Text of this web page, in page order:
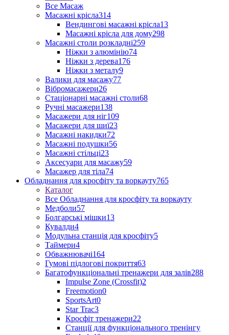
Все Масаж
Масажні крісла314
Вендингові масажні крісла13
Масажні крісла для дому298
Масажні столи розкладні259
Ніжки з алюмінію74
Ніжки з дерева176
Ніжки з металу9
Валики для масажу77
Вібромасажери26
Стаціонарні масажні столи68
Ручні масажери138
Масажери для ніг109
Масажери для шиї23
Масажні накидки72
Масажні подушки56
Масажні стільці23
Аксесуари для масажу59
Масажер для тіла74
Обладнання для кросфіту та воркауту765
Каталог
Все Обладнання для кросфіту та воркауту
Медболи57
Болгарські мішки13
Кувалди4
Модульна станція для кросфіту5
Таймери4
Обважнювачі164
Гумові підлогові покриття63
Багатофункціональні тренажери для залів288
Impulse Zone (Crossfit)2
Freemotion0
SportsArt0
Star Trac3
Кросфіт тренажери22
Станції для функціонального тренінгу